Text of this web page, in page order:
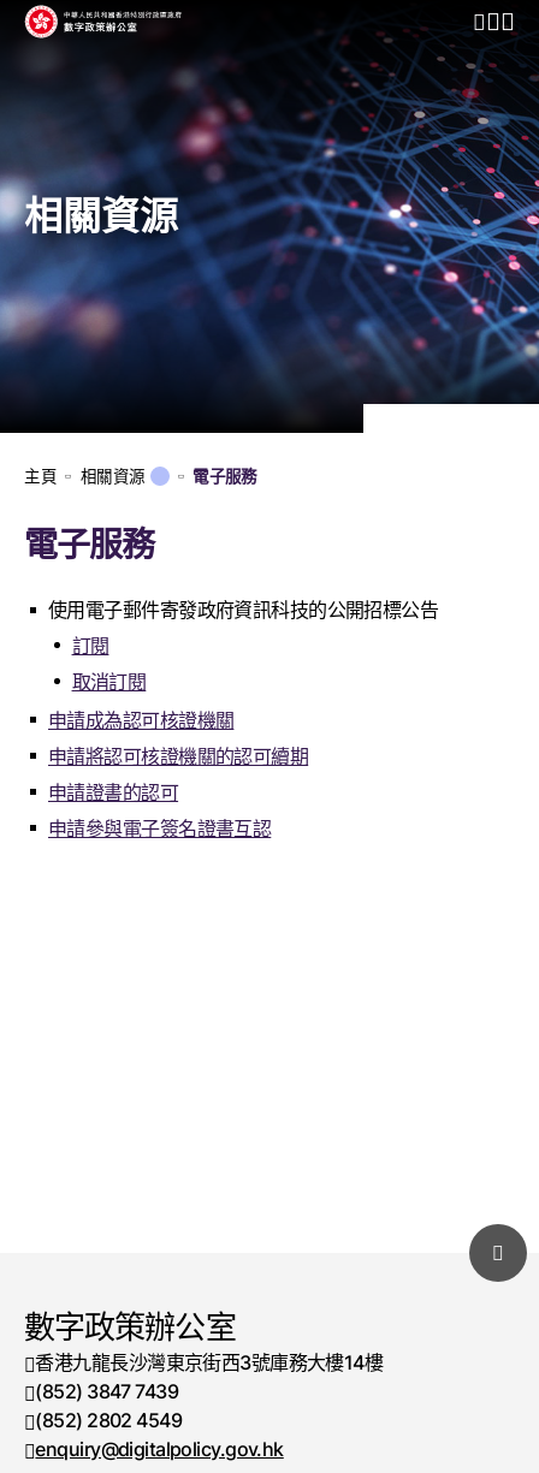
開啟行
相關資源
主頁 相關資源 電子服務
電子服務
使用電子郵件寄發政府資訊科技的公開招標公告
訂閱
取消訂閱
申請成為認可核證機關
申請將認可核證機關的認可續期
申請證書的認可
申請參與電子簽名證書互認
數字政策辦公室
香港九龍長沙灣東京街西3號庫務大樓14樓
電話號碼
(852) 3847 7439
傳真號碼
(852) 2802 4549
enquiry@digitalpolicy.gov.hk